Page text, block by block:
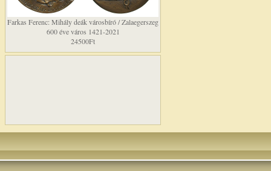
Farkas Ferenc: Mihály deák városbíró / Zalaegerszeg
600 éve város 1421-2021
24500Ft